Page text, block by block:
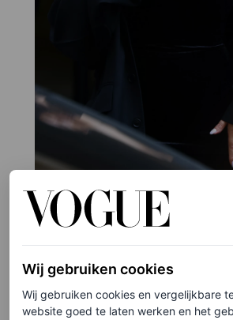
©GETTY IMAGES
Wij gebruiken cookies
Wij gebruiken cookies en vergelijkbare
website goed te laten werken en het